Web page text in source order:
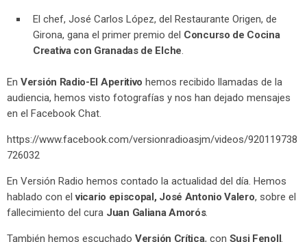
El chef, José Carlos López, del Restaurante Origen, de
Girona, gana el primer premio del Concurso de Cocina
Creativa con Granadas de Elche.
En Versión Radio-El Aperitivo hemos recibido llamadas de la
audiencia, hemos visto fotografías y nos han dejado mensajes
en el Facebook Chat.
https://www.facebook.com/versionradioasjm/videos/920119738
726032
En Versión Radio hemos contado la actualidad del día. Hemos
hablado con elvicario episcopal, José Antonio Valero, sobre el
fallecimiento del cura Juan Galiana Amorós.
También hemos escuchado Versión Crítica, con Susi Fenoll.